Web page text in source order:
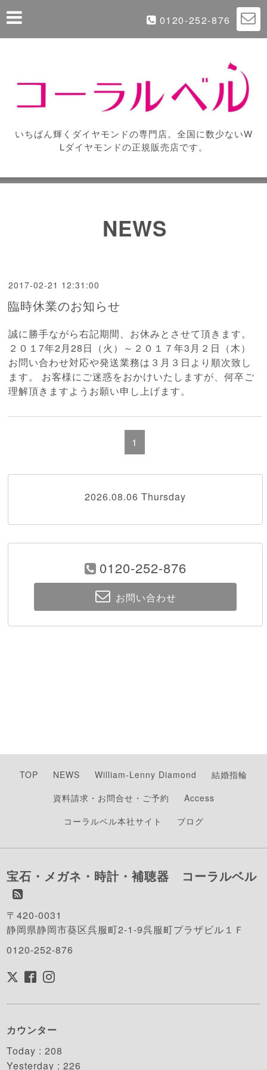
0120-252-876
いちばん輝くダイヤモンドの専門店。全国に数少ないW
Lダイヤモンドの正規販売店です。
NEWS
2017-02-21 12:31:00
臨時休業のお知らせ
誠に勝手ながら右記期間、お休みとさせて頂きます。
２０１7年2月28日（火）～２０１７年3月２日（木）
お問い合わせ対応や発送業務は３月３日より順次致し
ます。 お客様にご迷惑をおかけいたしますが、何卒ご
理解頂きますようお願い申し上げます。
1
2026.08.06 Thursday
0120-252-876
お問い合わせ
TOP NEWS William-Lenny Diamond
結婚指輪
資料請求・お問合せ・ご予約
Access
コーラルベル本社サイト
ブログ
宝石・メガネ・時計・補聴器 コーラルベル
〒420-0031
静岡県静岡市葵区呉服町2-1-9呉服町プラザビル１Ｆ
0120-252-876
カウンター
Today :208
Yesterday :226